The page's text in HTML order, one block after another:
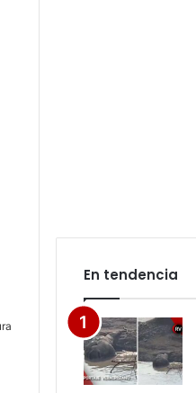
En tendencia